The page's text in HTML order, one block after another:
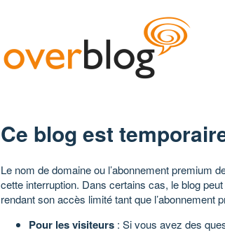
Ce blog est
Le nom de domaine ou l’abonnement premium
cette interruption. Dans certains cas, le blog
rendant son accès limité tant que l’abonnement
Pour les visiteurs : Si vous avez des